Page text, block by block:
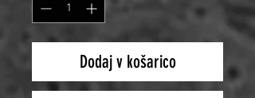
Dodaj v košarico